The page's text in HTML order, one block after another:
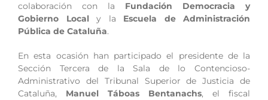
colaboración con la Fundación Democracia y
Gobierno Localy la Escuela de Administración
Pública de Cataluña.
En esta ocasión han participado el presidente de la
Sección Tercera de la Sala de lo Contencioso-
Administrativo del Tribunal Superior de Justicia de
Cataluña, Manuel Táboas Bentanachs, el fiscal